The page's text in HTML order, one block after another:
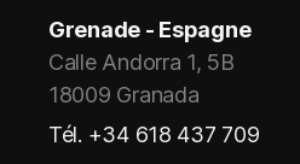
Grenade - Espagne
Calle Andorra 1, 5B
18009 Granada
Tél. +34 618 437 709